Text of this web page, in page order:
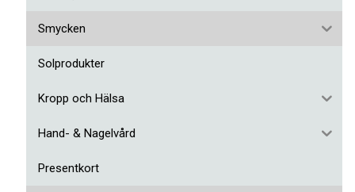
Smycken
Solprodukter
Kropp och Hälsa
Hand- & Nagelvård
Presentkort